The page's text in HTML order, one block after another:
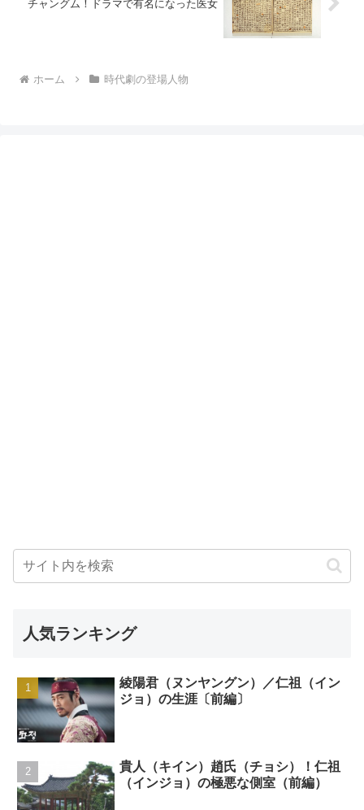
チャングム！ドラマで有名になった医女
ホーム 時代劇の登場人物
人気ランキング
綾陽君（ヌンヤングン）／仁祖（イン
ジョ）の生涯〔前編〕
貴人（キイン）趙氏（チョシ）！仁祖
（インジョ）の極悪な側室（前編）